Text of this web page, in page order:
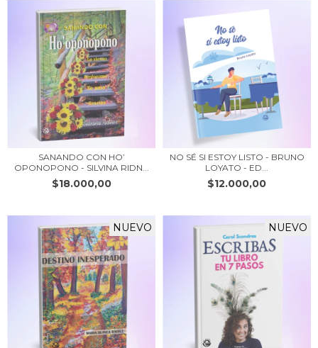
SANANDO CON HO’
OPONOPONO - SILVINA RIDN...
$18.000,00
NO SÉ SI ESTOY LISTO - BRUNO
LOYATO - ED...
$12.000,00
NUEVO NUEVO